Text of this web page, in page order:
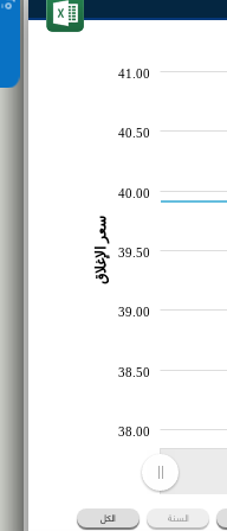
38.00
38.50
39.00
39.50
40.00
40.50
41.00
سعر الإغلاق
السنة
الكل